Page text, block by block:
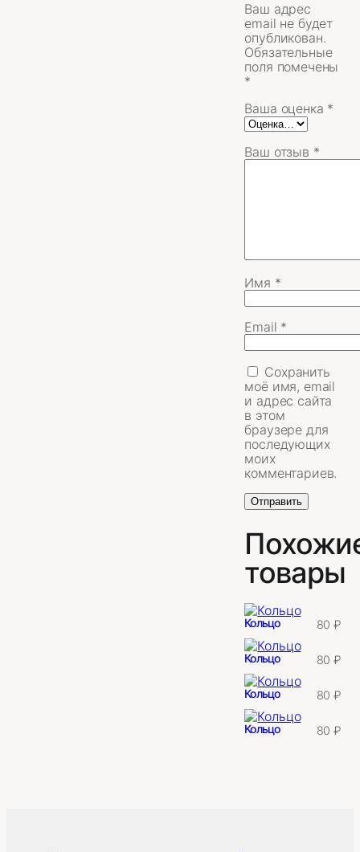
Ваш адрес
email не будет
опубликован.
Обязательные
поля помечены
*
Ваша оценка *
Ваш отзыв *
Имя *
Email *
Сохранить
моё имя, email
и адрес сайта
в этом
браузере для
последующих
моих
комментариев.
товары
Кольцо 80₽
Кольцо 80₽
Кольцо 80₽
Кольцо 80₽